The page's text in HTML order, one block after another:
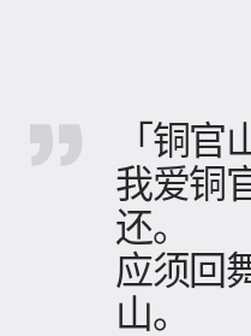
「铜官
我爱铜
还。
应须回
山。